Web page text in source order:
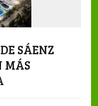
SÁENZ
MÁS